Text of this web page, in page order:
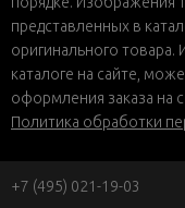
представленных в
оригинального товара.
каталоге на сайте,
оформления заказа на
Политика обработки
+7 (495) 021-19-03